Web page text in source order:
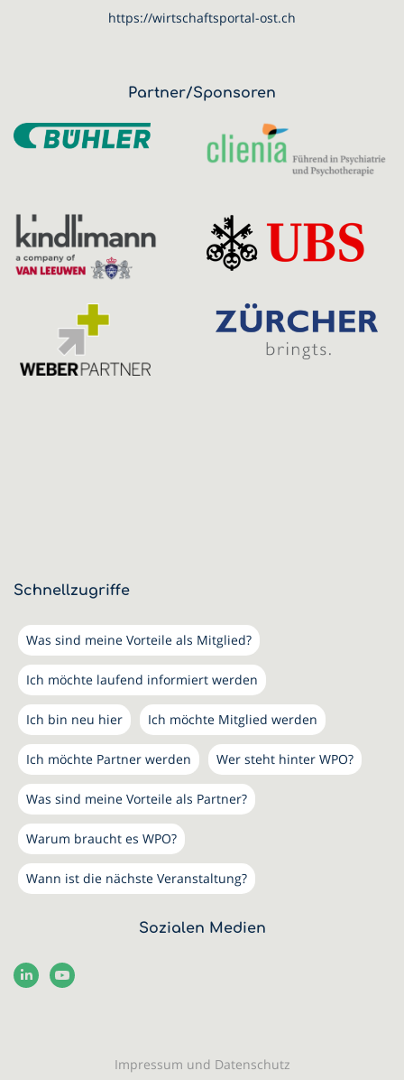
https://wirtschaftsportal-ost.ch
Partner/Sponsoren
Schnellzugriffe
Was sind meine Vorteile als Mitglied?
Ich möchte laufend informiert werden
Ich bin neu hier Ich möchte Mitglied werden
Ich möchte Partner werden Wer steht hinter WPO?
Was sind meine Vorteile als Partner?
Warum braucht es WPO?
Wann ist die nächste Veranstaltung?
Sozialen Medien
Impressum und Datenschutz